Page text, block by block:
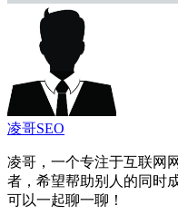
凌哥SEO
凌哥，一个专注于互联网
者，希望帮助别人的同时
可以一起聊一聊！